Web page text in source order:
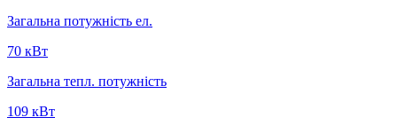
Загальна потужність ел.
70 кВт
Загальна тепл. потужність
109 кВт